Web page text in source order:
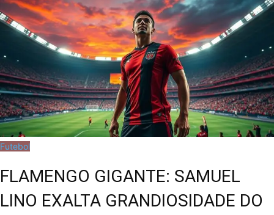
Futebol
FLAMENGO GIGANTE: SAMUEL
LINO EXALTA GRANDIOSIDADE DO